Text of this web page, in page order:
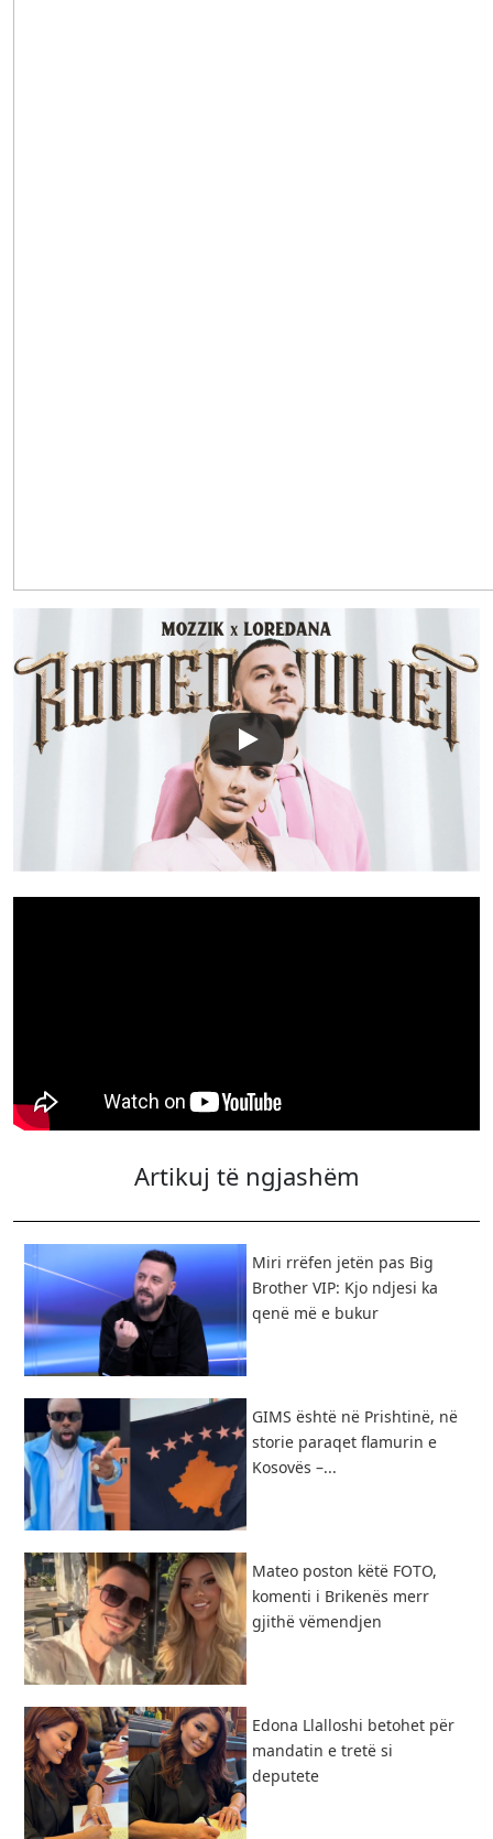
Artikuj të ngjashëm
Miri rrëfen jetën pas Big
Brother VIP: Kjo ndjesi ka
qenë më e bukur
GIMS është në Prishtinë, në
storie paraqet flamurin e
Kosovës –...
Mateo poston këtë FOTO,
komenti i Brikenës merr
gjithë vëmendjen
Edona Llalloshi betohet për
mandatin e tretë si
deputete